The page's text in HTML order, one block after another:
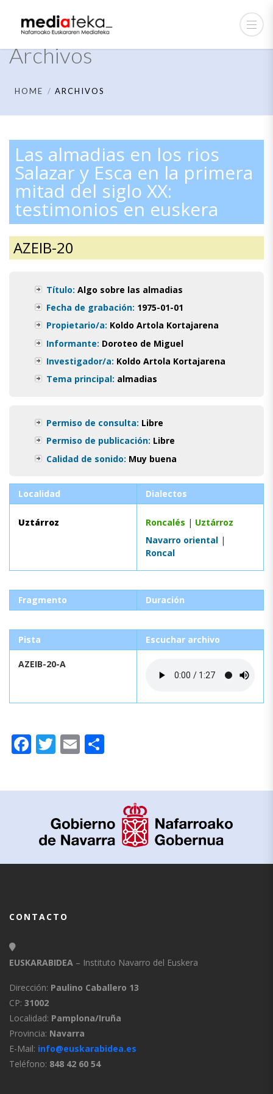
Archivos
HOME ARCHIVOS
Las almadias en los rios
Salazar y Esca en la primera
mitad del siglo XX:
testimonios en euskera
AZEIB-20
Título: Algo sobre las almadias
Fecha de grabación: 1975-01-01
Propietario/a: Koldo Artola Kortajarena
Informante: Doroteo de Miguel
Investigador/a: Koldo Artola Kortajarena
Tema principal: almadias
Permiso de consulta: Libre
Permiso de publicación: Libre
Calidad de sonido: Muy buena
Localidad Dialectos
Uztárroz Roncalés | Uztárroz
Navarro oriental |
Roncal
Fragmento Duración
Pista Escuchar archivo
AZEIB-20-A
Facebook
Twitter
Email
CONTACTO
EUSKARABIDEA – Instituto Navarro del Euskera
Dirección: Paulino Caballero 13
CP: 31002
Localidad: Pamplona/Iruña
Provincia: Navarra
E-Mail: info@euskarabidea.es
Teléfono: 848 42 60 54